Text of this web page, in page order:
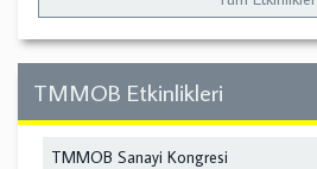
TMMOB Etkinlikleri
TMMOB Sanayi Kongresi